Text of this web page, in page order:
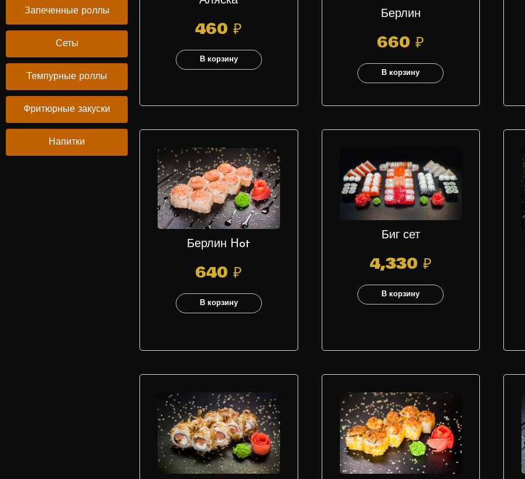
Запеченные роллы
Сеты
Темпурные роллы
Фритюрные закуски
Напитки
460₽
В корзину
Берлин
660₽
В корзину
Берлин Hot
640₽
В корзину
Биг сет
4,330 ₽
В корзину